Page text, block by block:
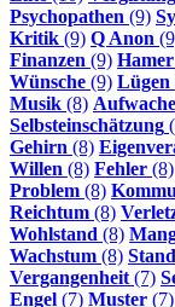
Psychopathen (9)
Kritik (9) Q Anon
Finanzen (9) Hamer
Wünsche (9) Lügen
Musik (8)
Selbsteinschätzung
Gehirn (8)
Willen (8) Fehler (8)
Problem (8)
Reichtum (8)
Wohlstand (8)
Wachstum (8)
Vergangenheit(7)
Engel (7) Muster (7)